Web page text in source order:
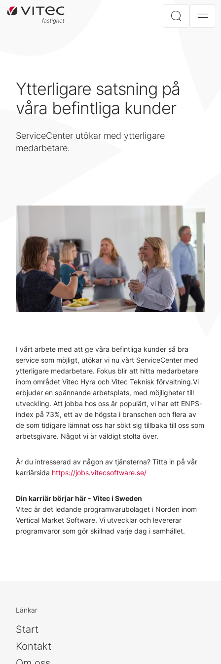
Ytterligare satsning på
våra befintliga kunder
ServiceCenter utökar med ytterligare
medarbetare.
I vårt arbete med att ge våra befintliga kunder så bra
service som möjligt, utökar vi nu vårt ServiceCenter med
ytterligare medarbetare. Fokus blir att hitta medarbetare
inom området Vitec Hyra och Vitec Teknisk förvaltning.Vi
erbjuder en spännande arbetsplats, med möjligheter till
utveckling. Att jobba hos oss är populärt, vi har ett ENPS-
index på 73%, ett av de högsta i branschen och flera av
de som tidigare lämnat oss har sökt sig tillbaka till oss som
arbetsgivare. Något vi är väldigt stolta över.
Är du intresserad av någon av tjänsterna? Titta in på vår
karriärsida https://jobs.vitecsoftware.se/
Din karriär börjar här - Vitec i Sweden
Vitec är det ledande programvarubolaget i Norden inom
Vertical Market Software. Vi utvecklar och levererar
programvaror som gör skillnad varje dag i samhället.
Länkar
Start
Kontakt